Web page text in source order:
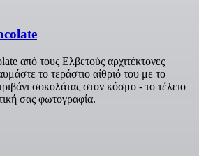
από τους Ελβετούς αρχιτέκτονες
το τεράστιο αίθριό του με το
σοκολάτας στον κόσμο - το τέλειο
σας φωτογραφία.